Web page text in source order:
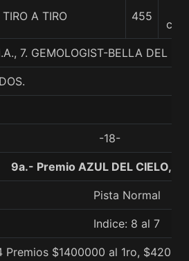
TIRO A TIRO 455
7. GEMOLOGIST-BELLA DEL
-18-
9a.- Premio AZUL DEL CIELO,
Pista Normal
Indice: 8 al 7
Premios $1400000 al 1ro,